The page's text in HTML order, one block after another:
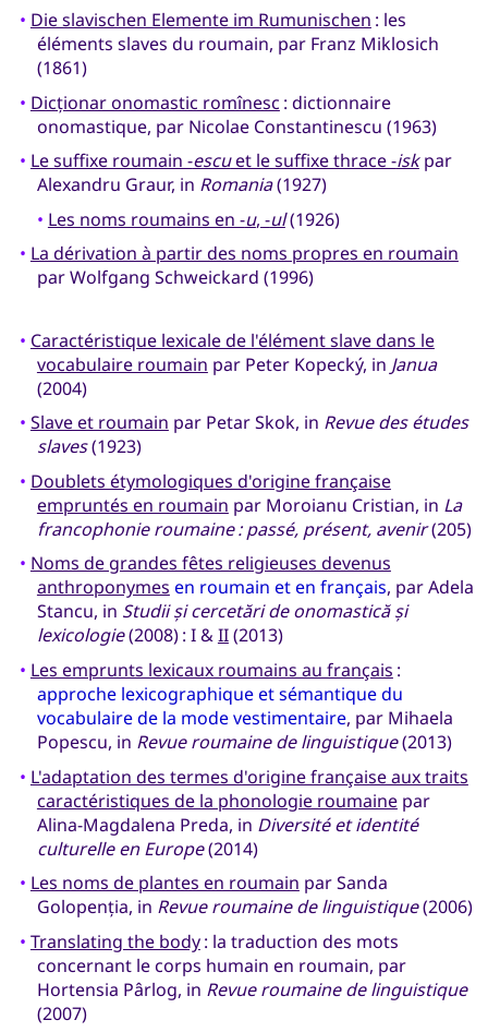
• Die slavischen Elemente im Rumunischen : les
éléments slaves du roumain, par Franz Miklosich
(1861)
• Dicționar onomastic romînesc : dictionnaire
onomastique, par Nicolae Constantinescu (1963)
• Le suffixe roumain -escuet le suffixe thrace -iskpar
Alexandru Graur, in Romania(1927)
• Les noms roumains en -u, -ul(1926)
• La dérivation à partir des noms propres en roumain
par Wolfgang Schweickard (1996)
• Caractéristique lexicale de l'élément slave dans le
vocabulaire roumain par Peter Kopecký, in Janua
(2004)
• Slave et roumain par Petar Skok, in Revue des études
slaves(1923)
• Doublets étymologiques d'origine française
empruntés en roumain par Moroianu Cristian, in La
francophonie roumaine : passé, présent, avenir(205)
• Noms de grandes fêtes religieuses devenus
anthroponymes en roumain et en français, par Adela
Stancu, in Studii și cercetări de onomastică și
lexicologie(2008) : I &II(2013)
• Les emprunts lexicaux roumains au français :
approche lexicographique et sémantique du
vocabulaire de la mode vestimentaire, par Mihaela
Popescu, in Revue roumaine de linguistique(2013)
• L'adaptation des termes d'origine française aux traits
caractéristiques de la phonologie roumainepar
Alina-Magdalena Preda, in Diversité et identité
culturelle en Europe(2014)
• Les noms de plantes en roumain par Sanda
Golopenția, in Revue roumaine de linguistique(2006)
• Translating the body: la traduction des mots
concernant le corps humain en roumain, par
Hortensia Pârlog, in Revue roumaine de linguistique
(2007)